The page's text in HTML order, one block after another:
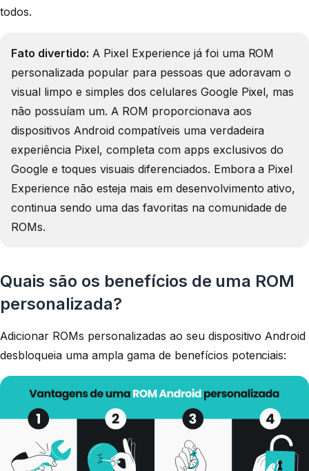
todos.
Fato divertido: A Pixel Experience já foi uma ROM
personalizada popular para pessoas que adoravam o
visual limpo e simples dos celulares Google Pixel, mas
não possuíam um. A ROM proporcionava aos
dispositivos Android compatíveis uma verdadeira
experiência Pixel, completa com apps exclusivos do
Google e toques visuais diferenciados. Embora a Pixel
Experience não esteja mais em desenvolvimento ativo,
continua sendo uma das favoritas na comunidade de
ROMs.
Quais são os benefícios de uma ROM
personalizada?
Adicionar ROMs personalizadas ao seu dispositivo Android
desbloqueia uma ampla gama de benefícios potenciais: